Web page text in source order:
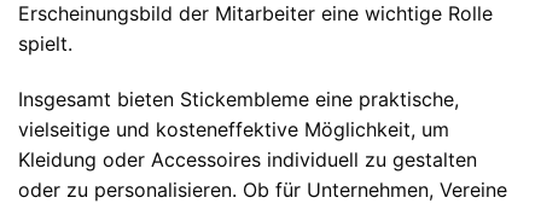
Erscheinungsbild der Mitarbeiter eine wichtige Rolle
spielt.
Insgesamt bieten Stickembleme eine praktische,
vielseitige und kosteneffektive Möglichkeit, um
Kleidung oder Accessoires individuell zu gestalten
oder zu personalisieren. Ob für Unternehmen, Vereine